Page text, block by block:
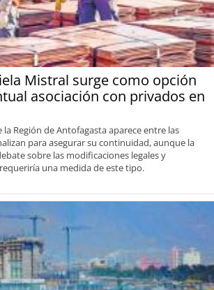
Mistral surge como opción
asociación con privados en
la Región de Antofagasta aparece entre las
para asegurar su continuidad, aunque la
sobre las modificaciones legales y
una medida de este tipo.